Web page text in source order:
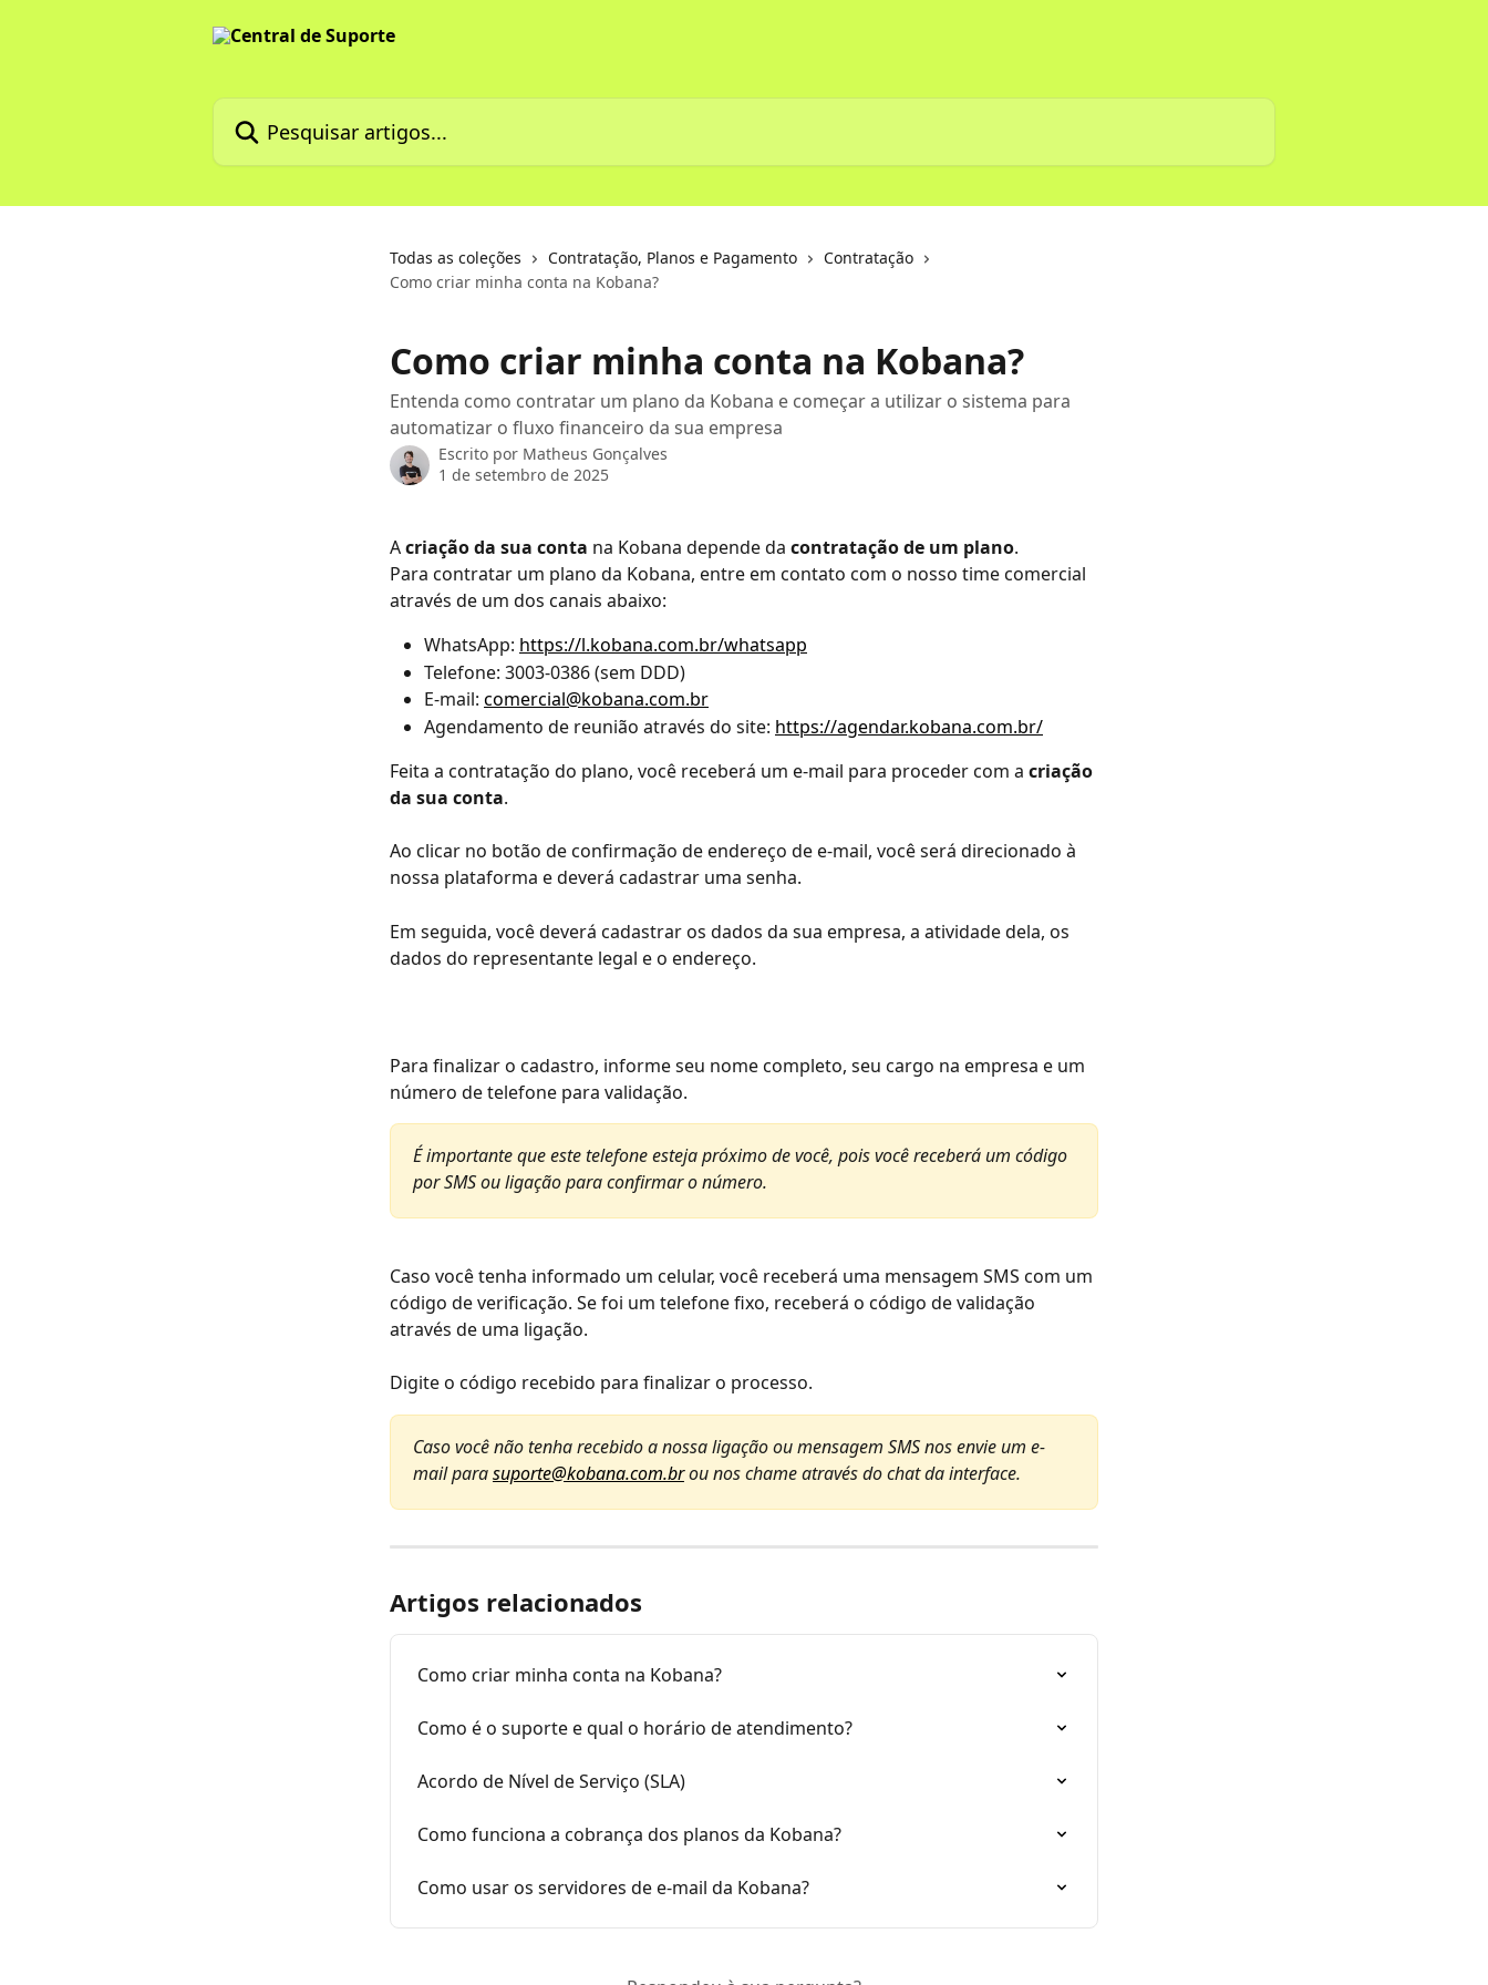
Pesquisar artigos...
Todas as coleções Contratação, Planos e Pagamento
Contratação
Como criar minha conta na Kobana?
Como criar minha conta na Kobana?
Entenda como contratar um plano da Kobana e começar a utilizar o sistema para
automatizar o fluxo financeiro da sua empresa
Escrito por Matheus Gonçalves
1 de setembro de 2025
A criação da sua conta na Kobana depende da contratação de um plano.
Para contratar um plano da Kobana, entre em contato com o nosso time comercial
através de um dos canais abaixo:
WhatsApp: https://l.kobana.com.br/whatsapp
Telefone: 3003-0386 (sem DDD)
E-mail: comercial@kobana.com.br
Agendamento de reunião através do site: https://agendar.kobana.com.br/
Feita a contratação do plano, você receberá um e-mail para proceder com a criação
da sua conta.
Ao clicar no botão de confirmação de endereço de e-mail, você será direcionado à
nossa plataforma e deverá cadastrar uma senha.
Em seguida, você deverá cadastrar os dados da sua empresa, a atividade dela, os
dados do representante legal e o endereço.
Para finalizar o cadastro, informe seu nome completo, seu cargo na empresa e um
número de telefone para validação.
É importante que este telefone esteja próximo de você, pois você receberá um código
por SMS ou ligação para confirmar o número.
Caso você tenha informado um celular, você receberá uma mensagem SMS com um
código de verificação. Se foi um telefone fixo, receberá o código de validação
através de uma ligação.
Digite o código recebido para finalizar o processo.
Caso você não tenha recebido a nossa ligação ou mensagem SMS nos envie um e-
mail para suporte@kobana.com.br ou nos chame através do chat da interface.
Artigos relacionados
Como criar minha conta na Kobana?
Como é o suporte e qual o horário de atendimento?
Acordo de Nível de Serviço (SLA)
Como funciona a cobrança dos planos da Kobana?
Como usar os servidores de e-mail da Kobana?